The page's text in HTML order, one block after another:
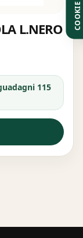
L.NERO
115
COOKIE